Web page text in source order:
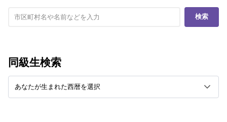
検索
同級生検索